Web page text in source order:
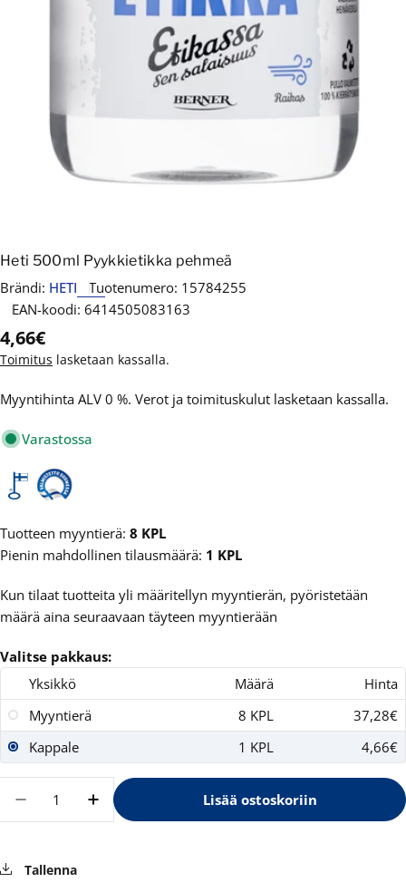
Heti 500ml Pyykkietikka pehmeä
Brändi: HETI Tuotenumero: 15784255
EAN-koodi: 6414505083163
Normaalihinta
4,66€
Toimitus lasketaan kassalla.
Myyntihinta ALV 0 %. Verot ja toimituskulut lasketaan kassalla.
Varastossa
Tuotteen myyntierä: 8 KPL
Pienin mahdollinen tilausmäärä: 1 KPL
Kun tilaat tuotteita yli määritellyn myyntierän, pyöristetään
määrä aina seuraavaan täyteen myyntierään
Valitse pakkaus:
Yksikkö
Määrä
Hinta
Myyntierä
8 KPL
37,28€
Kappale
1 KPL 4,66€
Vähennä määrää tuotteelle Heti 500ml
Lisää määrää tuotteelle Heti 500ml
Lisää ostoskoriin
Tallenna